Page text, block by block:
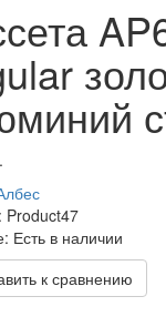
Product47
Есть в наличии
к сравнению